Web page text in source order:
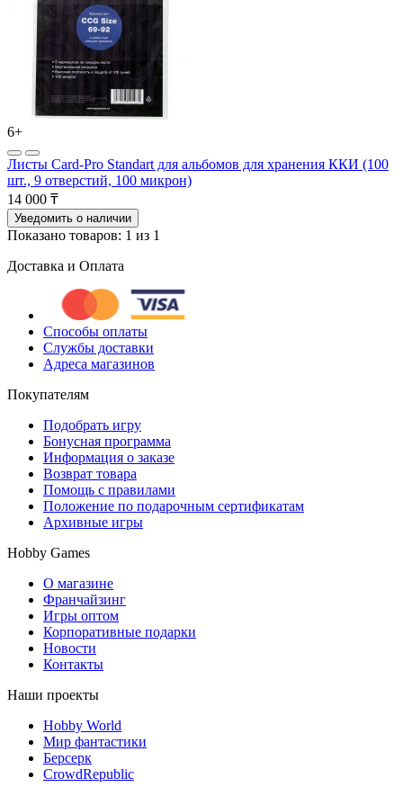
6+
Листы Card-Pro Standart для альбомов для хранения ККИ (100
шт., 9 отверстий, 100 микрон)
14 000 ₸
Уведомить о наличии
Показано товаров: 1 из 1
Доставка и Оплата
Способы оплаты
Службы доставки
Адреса магазинов
Покупателям
Подобрать игру
Бонусная программа
Информация о заказе
Возврат товара
Помощь с правилами
Положение по подарочным сертификатам
Архивные игры
Hobby Games
О магазине
Франчайзинг
Игры оптом
Корпоративные подарки
Новости
Контакты
Наши проекты
Hobby World
Мир фантастики
Берсерк
CrowdRepublic